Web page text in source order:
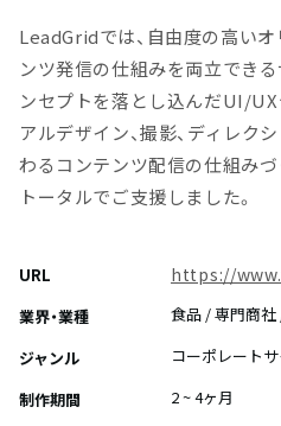
LeadGridでは、自由度の高い
ンツ発信の仕組みを両立でき
ンセプトを落とし込んだUI/UX
アルデザイン、撮影、ディレク
わるコンテンツ配信の仕組み
トータルでご支援しました。
URL https://
業界・業種
食品 / 専門商
ジャンル
コーポレート
制作期間
2 ~ 4ヶ月